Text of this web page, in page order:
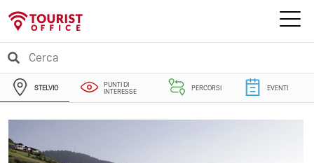
STELVIO
PUNTI DI
INTERESSE
PERCORSI EVENTI